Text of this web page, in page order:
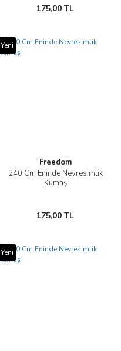
175,00 TL
Yeni
Freedom
240 Cm Eninde Nevresimlik
Kumaş
175,00 TL
Yeni